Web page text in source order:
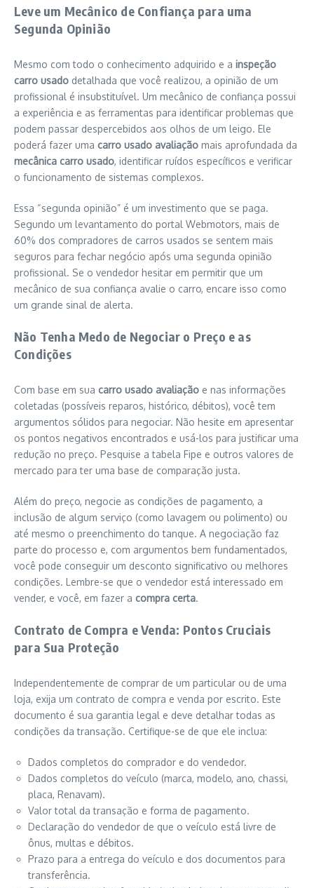
Leve um Mecânico de Confiança para uma
Segunda Opinião
Mesmo com todo o conhecimento adquirido e a inspeção
carro usado detalhada que você realizou, a opinião de um
profissional é insubstituível. Um mecânico de confiança possui
a experiência e as ferramentas para identificar problemas que
podem passar despercebidos aos olhos de um leigo. Ele
poderá fazer uma carro usado avaliação mais aprofundada da
mecânica carro usado, identificar ruídos específicos e verificar
o funcionamento de sistemas complexos.
Essa “segunda opinião” é um investimento que se paga.
Segundo um levantamento do portal Webmotors, mais de
60% dos compradores de carros usados se sentem mais
seguros para fechar negócio após uma segunda opinião
profissional. Se o vendedor hesitar em permitir que um
mecânico de sua confiança avalie o carro, encare isso como
um grande sinal de alerta.
Não Tenha Medo de Negociar o Preço e as
Condições
Com base em sua carro usado avaliação e nas informações
coletadas (possíveis reparos, histórico, débitos), você tem
argumentos sólidos para negociar. Não hesite em apresentar
os pontos negativos encontrados e usá-los para justificar uma
redução no preço. Pesquise a tabela Fipe e outros valores de
mercado para ter uma base de comparação justa.
Além do preço, negocie as condições de pagamento, a
inclusão de algum serviço (como lavagem ou polimento) ou
até mesmo o preenchimento do tanque. A negociação faz
parte do processo e, com argumentos bem fundamentados,
você pode conseguir um desconto significativo ou melhores
condições. Lembre-se que o vendedor está interessado em
vender, e você, em fazer a compra certa.
Contrato de Compra e Venda: Pontos Cruciais
para Sua Proteção
Independentemente de comprar de um particular ou de uma
loja, exija um contrato de compra e venda por escrito. Este
documento é sua garantia legal e deve detalhar todas as
condições da transação. Certifique-se de que ele inclua:
Dados completos do comprador e do vendedor.
Dados completos do veículo (marca, modelo, ano, chassi,
placa, Renavam).
Valor total da transação e forma de pagamento.
Declaração do vendedor de que o veículo está livre de
ônus, multas e débitos.
Prazo para a entrega do veículo e dos documentos para
transferência.